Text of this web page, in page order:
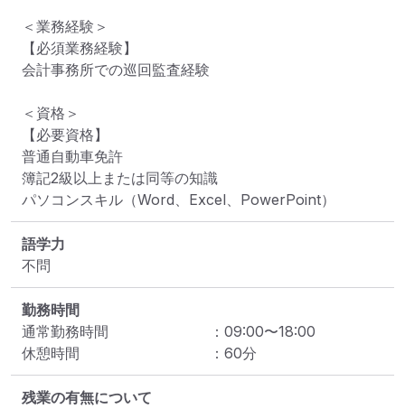
＜業務経験＞
【必須業務経験】
会計事務所での巡回監査経験
＜資格＞
【必要資格】
普通自動車免許
簿記2級以上または同等の知識
パソコンスキル（Word、Excel、PowerPoint）
語学力
不問
勤務時間
通常勤務時間
： 09:00〜18:00
休憩時間
： 60分
残業の有無について